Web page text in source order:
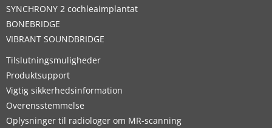
SYNCHRONY 2 cochleaimplantat
BONEBRIDGE
VIBRANT SOUNDBRIDGE
Tilslutningsmuligheder
Produktsupport
Vigtig sikkerhedsinformation
Overensstemmelse
Oplysninger til radiologer om MR-scanning